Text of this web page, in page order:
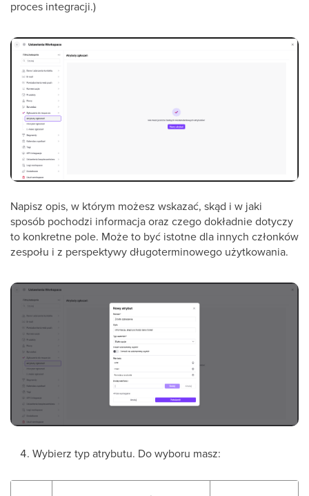
proces integracji.)
Napisz opis, w którym możesz wskazać, skąd i w jaki
sposób pochodzi informacja oraz czego dokładnie dotyczy
to konkretne pole. Może to być istotne dla innych członków
zespołu i z perspektywy długoterminowego użytkowania.
Wybierz typ atrybutu. Do wyboru masz: